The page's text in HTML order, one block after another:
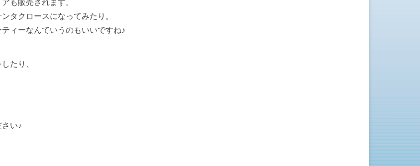
も販売されます。
タクロースになってみたり。
ィーなんていうのもいいですね♪
たり、
い♪